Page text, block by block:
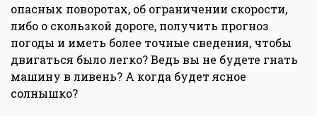
опасных поворотах, об ограничении скорости,
либо о скользкой дороге, получить прогноз
погоды и иметь более точные сведения, чтобы
двигаться было легко? Ведь вы не будете гнать
машину в ливень? А когда будет ясное
солнышко?